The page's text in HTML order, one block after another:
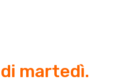
martedì.